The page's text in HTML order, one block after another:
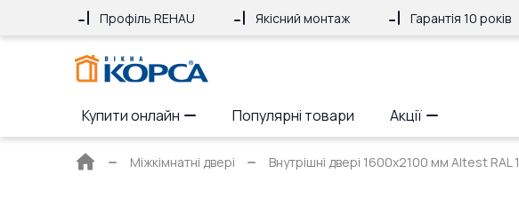
Профіль REHAU Якісний монтаж Гарантія 10 років
Купити онлайн Популярні товари Акції
Головна
Міжкімнатні двері Внутрішні двері 1600x2100 мм Altest RAL